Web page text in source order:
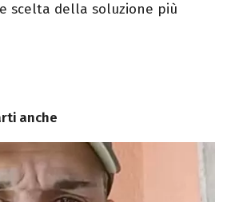
scelta della soluzione più
anche